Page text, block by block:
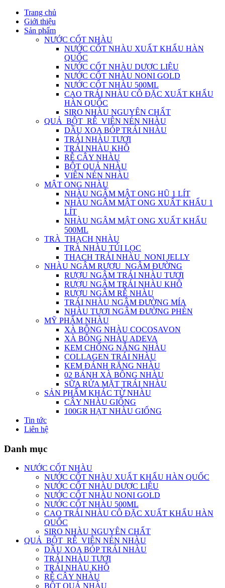
Trang chủ
Giới thiệu
Sản phẩm
NƯỚC CỐT NHÀU
NƯỚC CỐT NHÀU XUẤT KHẨU HÀN
QUỐC
NƯỚC CỐT NHÀU DƯỢC LIỆU
NƯỚC CỐT NHÀU NONI GOLD
NƯỚC CỐT NHÀU 500ML
CAO TRÁI NHÀU CÔ ĐẶC XUẤT KHẨU
HÀN QUỐC
SIRO NHÀU NGUYÊN CHẤT
QUẢ_BỘT_RỄ_VIÊN NÉN NHÀU
DẦU XOA BÓP TRÁI NHÀU
TRÁI NHÀU TƯƠI
TRÁI NHÀU KHÔ
RỄ CÂY NHÀU
BỘT QUẢ NHÀU
VIÊN NÉN NHÀU
MẬT ONG NHÀU
NHÀU NGÂM MẬT ONG HŨ 1 LÍT
NHÀU NGÂM MẬT ONG XUẤT KHẨU 1
LÍT
NHÀU NGÂM MẬT ONG XUẤT KHẨU
500ML
TRÀ_THẠCH NHÀU
TRÀ NHÀU TÚI LỌC
THẠCH TRÁI NHÀU_NONI JELLY
NHÀU NGÂM RƯỢU_NGÂM ĐƯỜNG
RƯỢU NGÂM TRÁI NHÀU TƯƠI
RƯỢU NGÂM TRÁI NHÀU KHÔ
RƯỢU NGÂM RỄ NHÀU
TRÁI NHÀU NGÂM ĐƯỜNG MÍA
NHÀU TƯƠI NGÂM ĐƯỜNG PHÈN
MỸ PHẨM NHÀU
XÀ BÔNG NHÀU COCOSAVON
XÀ BÔNG NHÀU ADEVA
KEM CHỐNG NẮNG NHÀU
COLLAGEN TRÁI NHÀU
KEM ĐÁNH RĂNG NHÀU
02 BÁNH XÀ BÔNG NHÀU
SỮA RỬA MẶT TRÁI NHÀU
SẢN PHẨM KHÁC TỪ NHÀU
CÂY NHÀU GIỐNG
100GR HẠT NHÀU GIỐNG
Tin tức
Liên hệ
Danh mục
NƯỚC CỐT NHÀU
NƯỚC CỐT NHÀU XUẤT KHẨU HÀN QUỐC
NƯỚC CỐT NHÀU DƯỢC LIỆU
NƯỚC CỐT NHÀU NONI GOLD
NƯỚC CỐT NHÀU 500ML
CAO TRÁI NHÀU CÔ ĐẶC XUẤT KHẨU HÀN
QUỐC
SIRO NHÀU NGUYÊN CHẤT
QUẢ_BỘT_RỄ_VIÊN NÉN NHÀU
DẦU XOA BÓP TRÁI NHÀU
TRÁI NHÀU TƯƠI
TRÁI NHÀU KHÔ
RỄ CÂY NHÀU
BỘT QUẢ NHÀU